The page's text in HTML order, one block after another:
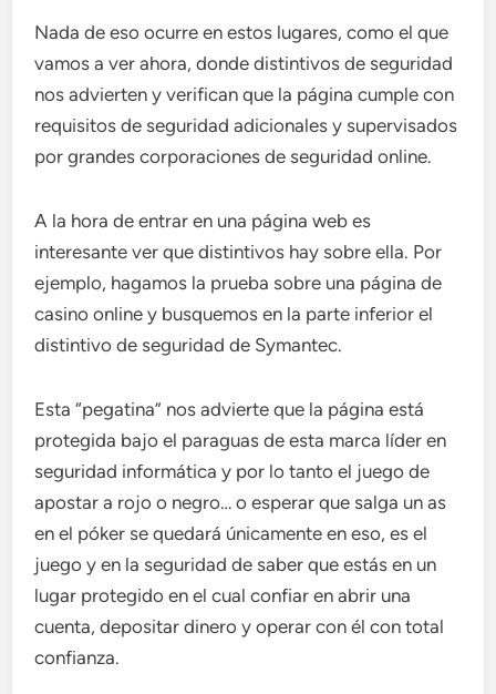
Nada de eso ocurre en estos lugares, como el que
vamos a ver ahora, donde distintivos de seguridad
nos advierten y verifican que la página cumple con
requisitos de seguridad adicionales y supervisados
por grandes corporaciones de seguridad online.
A la hora de entrar en una página web es
interesante ver que distintivos hay sobre ella. Por
ejemplo, hagamos la prueba sobre una página de
casino online y busquemos en la parte inferior el
distintivo de seguridad de Symantec.
Esta “pegatina” nos advierte que la página está
protegida bajo el paraguas de esta marca líder en
seguridad informática y por lo tanto el juego de
apostar a rojo o negro… o esperar que salga un as
en el póker se quedará únicamente en eso, es el
juego y en la seguridad de saber que estás en un
lugar protegido en el cual confiar en abrir una
cuenta, depositar dinero y operar con él con total
confianza.